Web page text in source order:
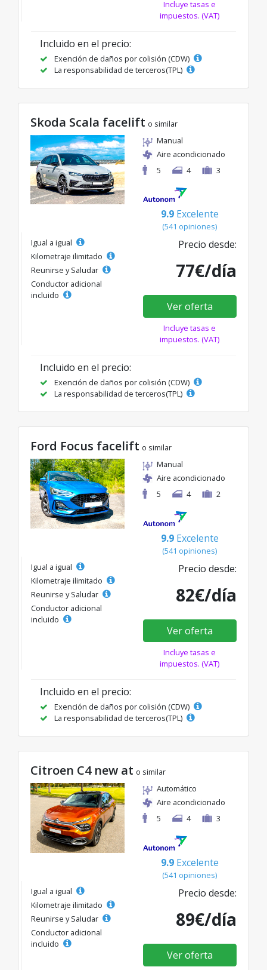
Incluye tasas e
impuestos. (VAT)
Incluido en el precio:
Exención de daños por colisión (CDW)
La responsabilidad de terceros(TPL)
Skoda Scala facelift o similar
Manual
Aire acondicionado
5
4 3
9.9 Excelente
(541 opiniones)
Igual a igual
Kilometraje ilimitado
Reunirse y Saludar
Conductor adicional
incluido
Precio desde:
77€/día
Ver oferta
Incluye tasas e
impuestos. (VAT)
Incluido en el precio:
Exención de daños por colisión (CDW)
La responsabilidad de terceros(TPL)
Ford Focus facelift o similar
Manual
Aire acondicionado
5
4 2
9.9 Excelente
(541 opiniones)
Igual a igual
Kilometraje ilimitado
Reunirse y Saludar
Conductor adicional
incluido
Precio desde:
82€/día
Ver oferta
Incluye tasas e
impuestos. (VAT)
Incluido en el precio:
Exención de daños por colisión (CDW)
La responsabilidad de terceros(TPL)
Citroen C4 new at o similar
Automático
Aire acondicionado
5
4 3
9.9 Excelente
(541 opiniones)
Igual a igual
Kilometraje ilimitado
Reunirse y Saludar
Conductor adicional
incluido
Precio desde:
89€/día
Ver oferta